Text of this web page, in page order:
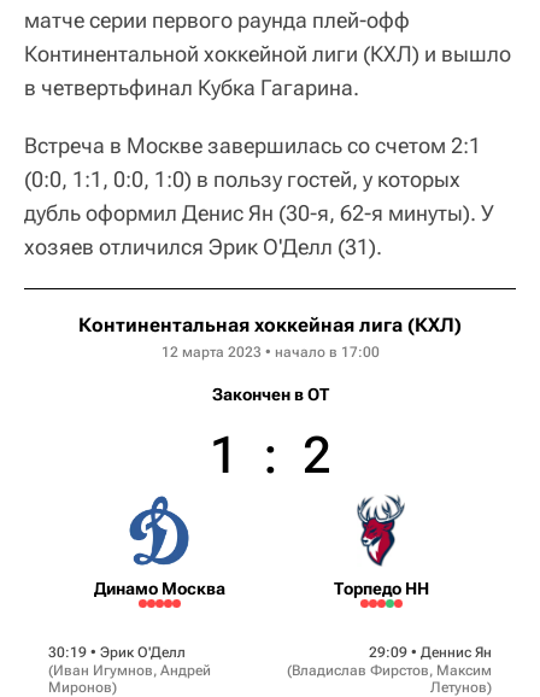
матче серии первого раунда плей-офф
Континентальной хоккейной лиги (КХЛ) и вышло
в четвертьфинал Кубка Гагарина.
Встреча в Москве завершилась со счетом 2:1
(0:0, 1:1, 0:0, 1:0) в пользу гостей, у которых
дубль оформил Денис Ян (30-я, 62-я минуты). У
хозяев отличился Эрик О'Делл (31).
Континентальная хоккейная лига (КХЛ)
12 марта 2023 • начало в 17:00
Закончен в OT
Динамо Москва
1 : 2
Торпедо НН
30:19 • Эрик О'Делл
(Иван Игумнов, Андрей
Миронов)
29:09 • Деннис Ян
(Владислав Фирстов, Максим
Летунов)